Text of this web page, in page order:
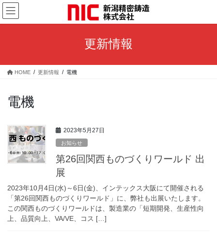
コ
ン
テ
ス
ナ
ビ
ゲ
ン
更新情報
HOME 更新情報 電機
電機
2023年5月27日
お知らせ
第26回関西ものづくりワールド 出
展
2023年10月4日(水)～6日(金)、インテックス大阪にて開催される
「第26回関西ものづくりワールド」に、弊社も出展いたします。
この関西ものづくりワールドは、製造業の「短期開発、生産性向
上、品質向上、VA/VE、コス […]